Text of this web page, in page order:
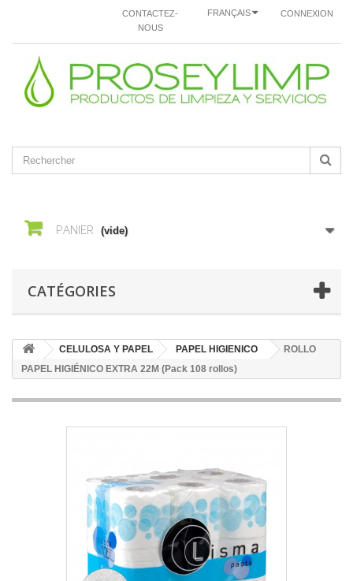
CONNEXION
FRANÇAIS
CONTACTEZ-
NOUS
PANIER (vide)
CATÉGORIES
CELULOSA Y PAPEL PAPEL HIGIENICO
ROLLO
PAPEL HIGIÉNICO EXTRA 22M (Pack 108 rollos)